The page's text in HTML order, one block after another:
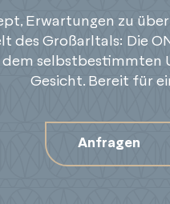
Erwartungen zu
des Großarltals: Die
dem selbstbestimmten
Gesicht. Bereit für
Anfragen